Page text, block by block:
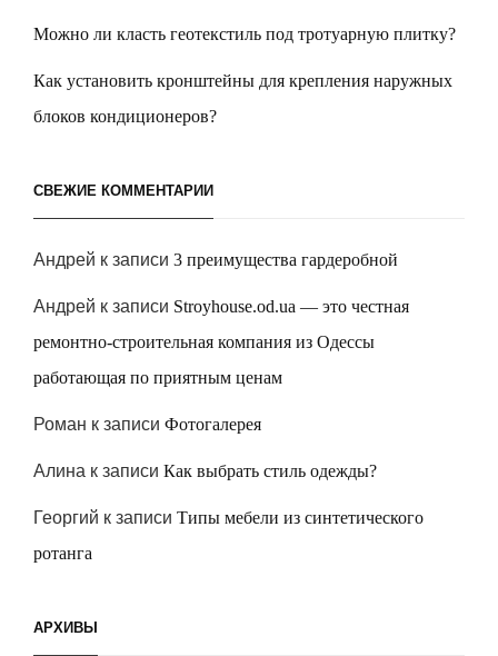
Можно ли класть геотекстиль под тротуарную плитку?
Как установить кронштейны для крепления наружных
блоков кондиционеров?
СВЕЖИЕ КОММЕНТАРИИ
Андрей к записи 3 преимущества гардеробной
Андрей к записи Stroyhouse.od.ua — это честная
ремонтно-строительная компания из Одессы
работающая по приятным ценам
Роман к записи Фотогалерея
Алина к записи Как выбрать стиль одежды?
Георгий к записи Типы мебели из синтетического
ротанга
АРХИВЫ